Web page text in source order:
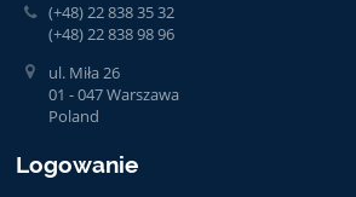
(+48) 22 838 35 32
(+48) 22 838 98 96
ul. Miła 26
01 - 047 Warszawa
Poland
Logowanie